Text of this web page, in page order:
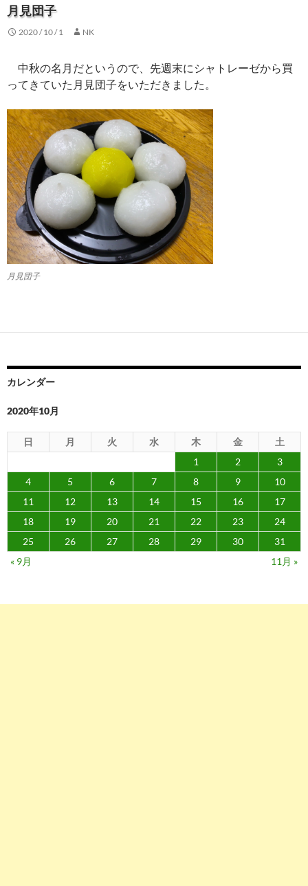
月見団子
2020 / 10 / 1 NK
中秋の名月だというので、先週末にシャトレーゼから買
ってきていた月見団子をいただきました。
月見団子
カレンダー
2020年10月
日 月 火 水 木 金
土
1
2
3
4
5 6 7 8 9
10
11
12 13 14 15 16
17
18
19 20 21 22 23
24
25
26 27 28 29 30
31
« 9月
11月 »